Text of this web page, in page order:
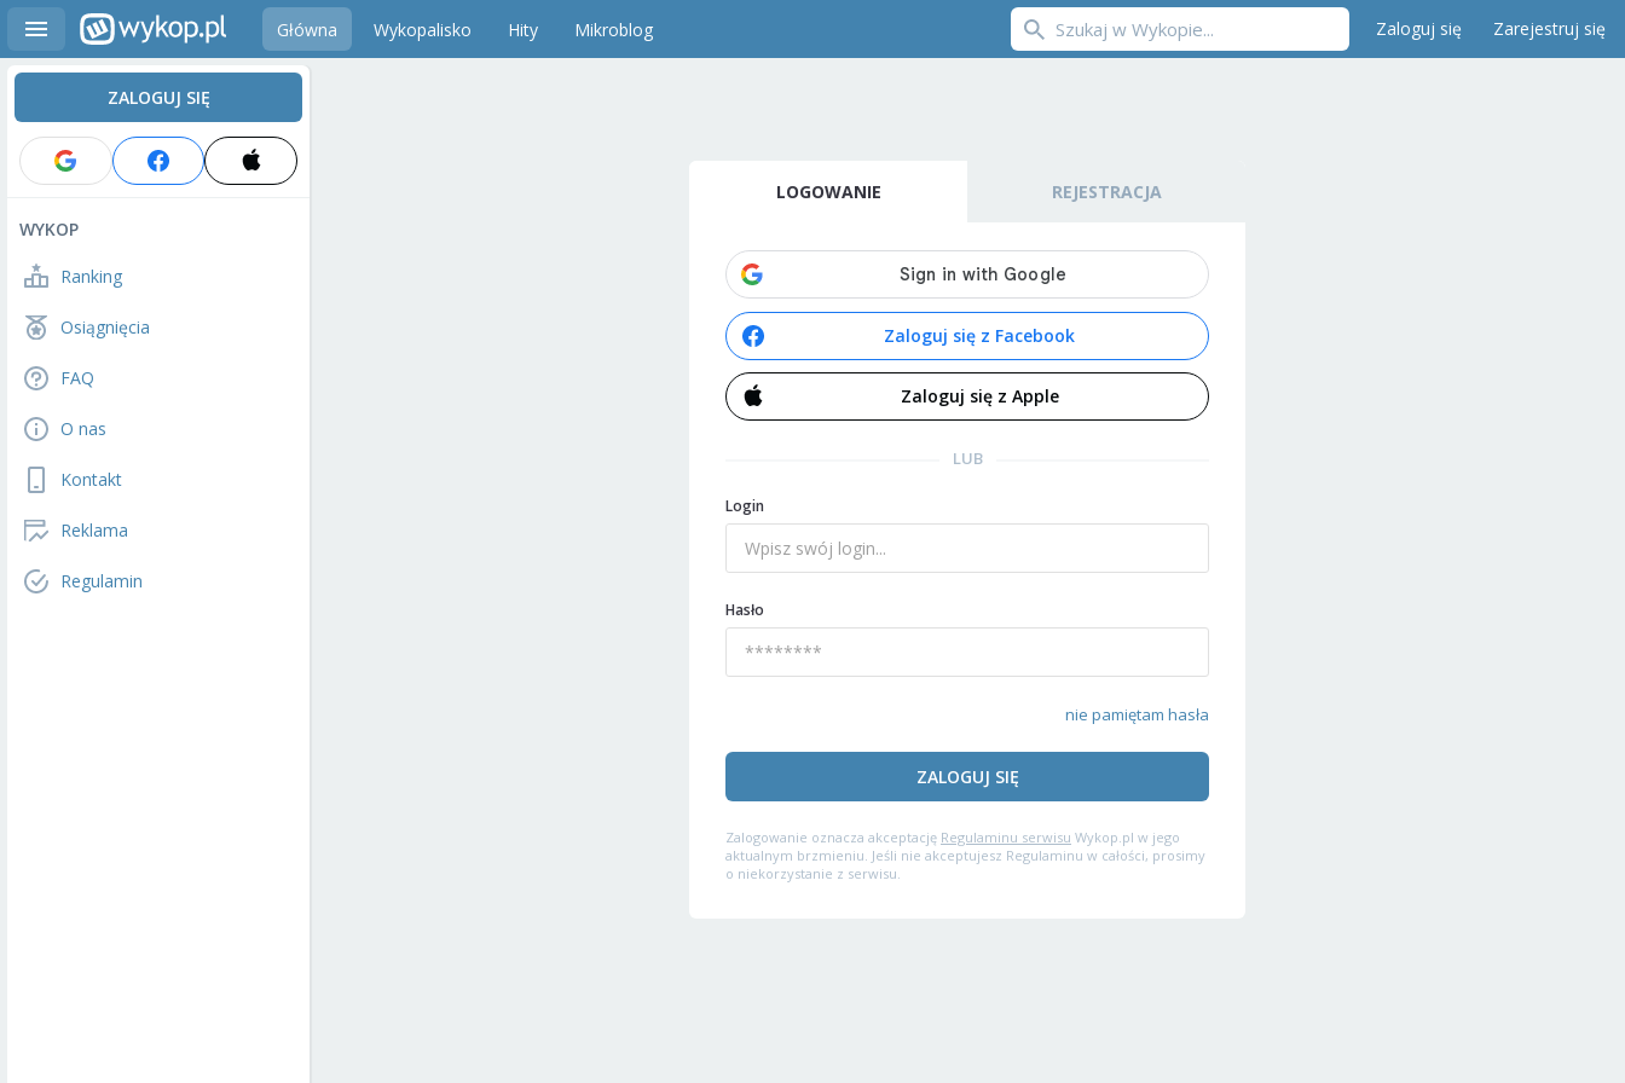
Główna Wykopalisko Hity Mikroblog Zaloguj się Zarejestruj się
ZALOGUJ SIĘ
WYKOP
Ranking
Osiągnięcia
FAQ
O nas
Kontakt
Reklama
Regulamin
LOGOWANIE REJESTRACJA
Zaloguj się z Facebook
Zaloguj się z Apple
LUB
Login
Hasło
nie pamiętam hasła
ZALOGUJ SIĘ
Zalogowanie oznacza akceptację Regulaminu serwisu Wykop.pl w jego
aktualnym brzmieniu. Jeśli nie akceptujesz Regulaminu w całości, prosimy
o niekorzystanie z serwisu.